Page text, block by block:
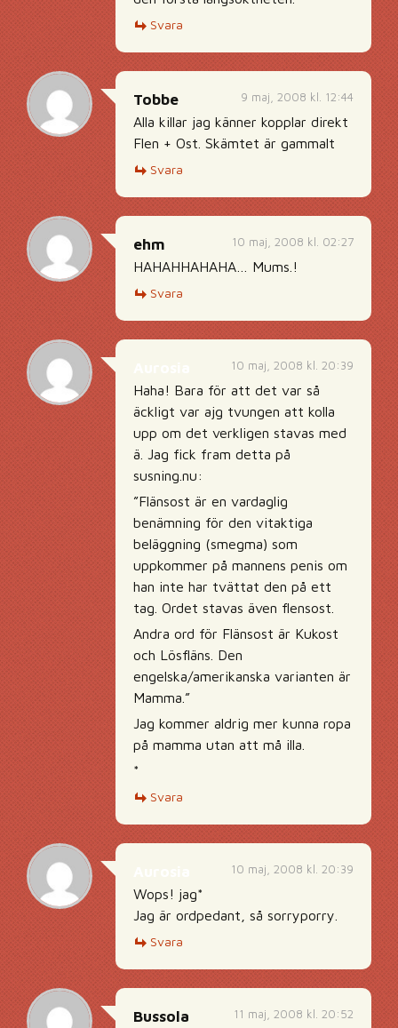
Svara
9 maj, 2008 kl. 12:44
Tobbe
Alla killar jag känner kopplar direkt
Flen + Ost. Skämtet är gammalt
Svara
10 maj, 2008 kl. 02:27
ehm
HAHAHHAHAHA… Mums.!
Svara
10 maj, 2008 kl. 20:39
Haha! Bara för att det var så
äckligt var ajg tvungen att kolla
upp om det verkligen stavas med
ä. Jag fick fram detta på
susning.nu:
”Flänsost är en vardaglig
benämning för den vitaktiga
beläggning (smegma) som
uppkommer på mannens penis om
han inte har tvättat den på ett
tag. Ordet stavas även flensost.
Andra ord för Flänsost är Kukost
och Lösfläns. Den
engelska/amerikanska varianten är
Mamma.”
Jag kommer aldrig mer kunna ropa
på mamma utan att må illa.
*
Svara
10 maj, 2008 kl. 20:39
Wops! jag*
Jag är ordpedant, så sorryporry.
Svara
11 maj, 2008 kl. 20:52
Bussola